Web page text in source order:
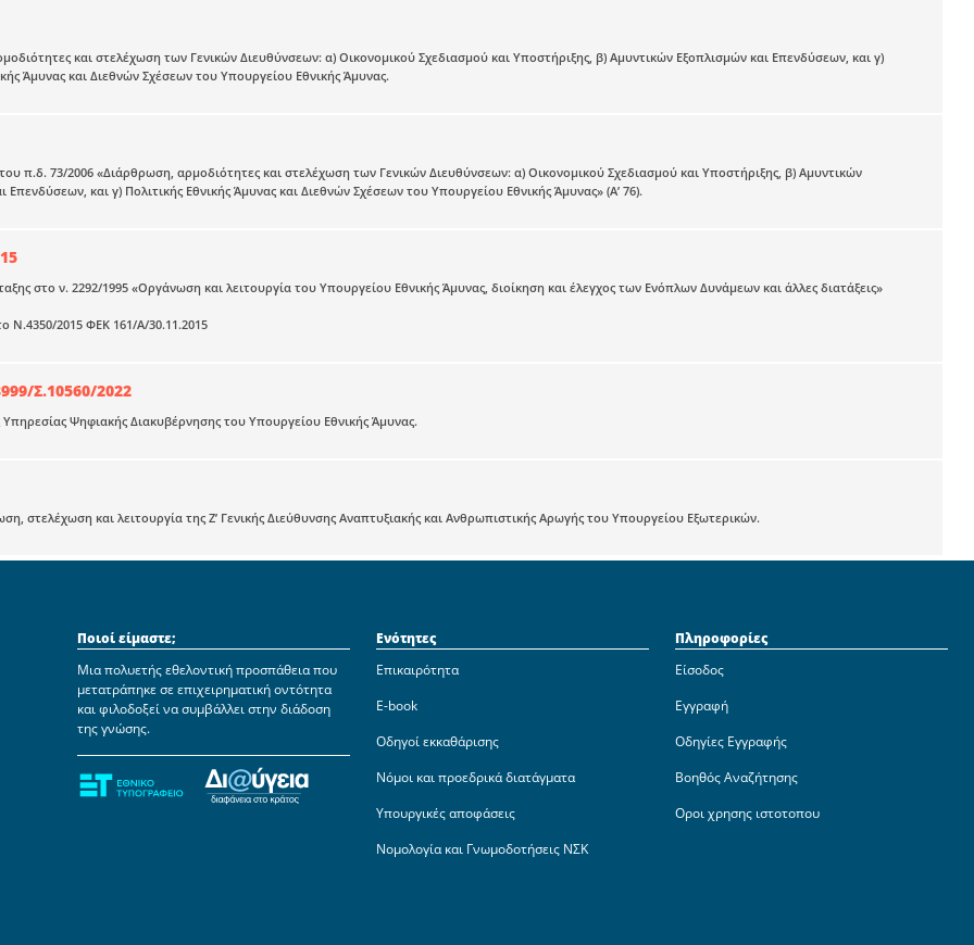
και στελέχωση των Γενικών Διευθύνσεων: α) Οικονομικού Σχεδιασμού και Υποστήριξης, β) Αμυντικών Εξοπλισμών και Επενδύσεων, και γ)
Άμυνας και Διεθνών Σχέσεων του Υπουργείου Εθνικής Άμυνας.
π.δ. 73/2006 «Διάρθρωση, αρμοδιότητες και στελέχωση των Γενικών Διευθύνσεων: α) Οικονομικού Σχεδιασμού και Υποστήριξης, β) Αμυντικών
Επενδύσεων, και γ) Πολιτικής Εθνικής Άμυνας και Διεθνών Σχέσεων του Υπουργείου Εθνικής Άμυνας» (Α’ 76).
στο ν. 2292/1995 «Οργάνωση και λειτουργία του Υπουργείου Εθνικής Άμυνας, διοίκηση και έλεγχος των Ενόπλων Δυνάμεων και άλλες διατάξεις»
Ν.4350/2015 ΦΕΚ 161/Α/30.11.2015
Σ.10560/2022
Ψηφιακής Διακυβέρνησης του Υπουργείου Εθνικής Άμυνας.
στελέχωση και λειτουργία της Ζ’ Γενικής Διεύθυνσης Αναπτυξιακής και Ανθρωπιστικής Αρωγής του Υπουργείου Εξωτερικών.
Ποιοί είμαστε;
Μια πολυετής εθελοντική προσπάθεια που
μετατράπηκε σε επιχειρηματική οντότητα
και φιλοδοξεί να συμβάλλει στην διάδοση
της γνώσης.
Ενότητες
Επικαιρότητα
E-book
Οδηγοί εκκαθάρισης
Νόμοι και προεδρικά διατάγματα
Υπουργικές αποφάσεις
Νομολογία και Γνωμοδοτήσεις ΝΣΚ
Πληροφορίες
Είσοδος
Εγγραφή
Οδηγίες Εγγραφής
Βοηθός Αναζήτησης
Οροι χρησης ιστοτοπου